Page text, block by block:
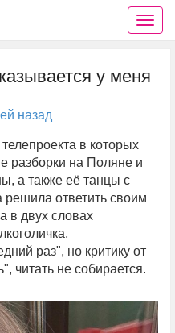
у меня
назад
в которых
разборки на Поляне и
а также её танцы с
ответить своим
в двух словах
раз", но критику от
читать не собирается.